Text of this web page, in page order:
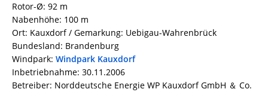
Rotor-Ø: 92 m
Nabenhöhe: 100 m
Ort: Kauxdorf / Gemarkung: Uebigau-Wahrenbrück
Bundesland: Brandenburg
Windpark: Windpark Kauxdorf
Inbetriebnahme: 30.11.2006
Betreiber: Norddeutsche Energie WP Kauxdorf GmbH ＆ Co.